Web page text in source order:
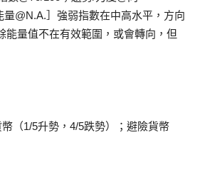
量@N.A.］強弱指數在中高水平，方向
能量值不在有效範圍，或會轉向，但
（1/5升勢，4/5跌勢）；避險貨幣